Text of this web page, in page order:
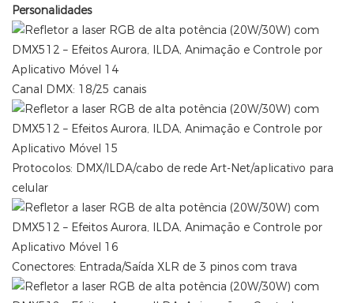
Personalidades
Canal DMX: 18/25 canais
Protocolos: DMX/ILDA/cabo de rede Art-Net/aplicativo para
celular
Conectores: Entrada/Saída XLR de 3 pinos com trava